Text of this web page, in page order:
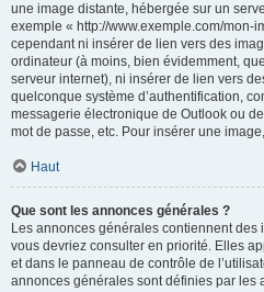
une image distante, hébergée sur un
exemple « http://www.exemple.com/mon-
cependant ni insérer de lien vers des
ordinateur (à moins, bien évidemment,
serveur internet), ni insérer de lien vers
quelconque système d’authentification,
messagerie électronique de Outlook ou
mot de passe, etc. Pour insérer une
Haut
Que sont les annonces générales ?
Les annonces générales contiennent des
vous devriez consulter en priorité. Elles
et dans le panneau de contrôle de
annonces générales sont définies par les